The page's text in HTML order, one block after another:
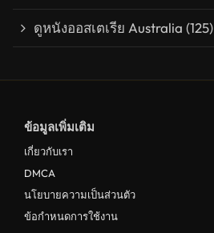
ดูหนังออสเตเรีย Australia (125)
ข้อมูลเพิ่มเติม
เกี่ยวกับเรา
DMCA
นโยบายความเป็นส่วนตัว
ข้อกำหนดการใช้งาน